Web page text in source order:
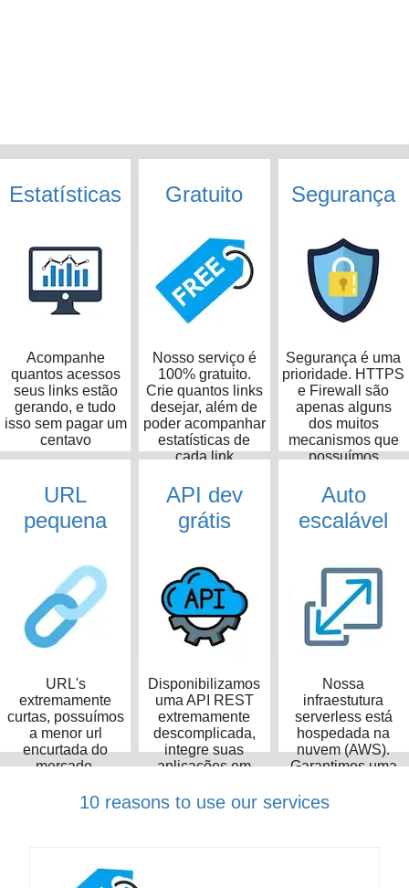
Estatísticas
Acompanhe
quantos acessos
seus links estão
gerando, e tudo
isso sem pagar um
centavo
Gratuito
Nosso serviço é
100% gratuito.
Crie quantos links
desejar, além de
poder acompanhar
estatísticas de
cada link
Segurança
Segurança é uma
prioridade. HTTPS
e Firewall são
apenas alguns
dos muitos
mecanismos que
possuímos
URL
pequena
URL's
extremamente
curtas, possuímos
a menor url
encurtada do
mercado,
14 caracteres
API dev
grátis
Disponibilizamos
uma API REST
extremamente
descomplicada,
integre suas
aplicações em
Auto
escalável
Nossa
infraestutura
serverless está
hospedada na
nuvem (AWS).
Garantimos uma
disponibilidade de
10 reasons to use our services